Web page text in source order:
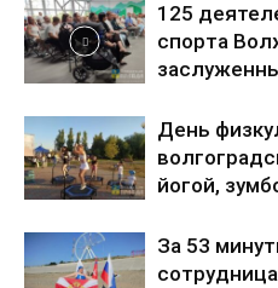
125
спорта
День
йогой,
За 53